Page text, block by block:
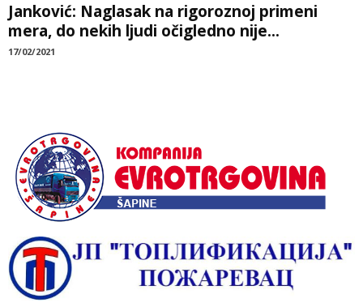
Janković: Naglasak na rigoroznoj primeni
mera, do nekih ljudi očigledno nije...
17/02/2021